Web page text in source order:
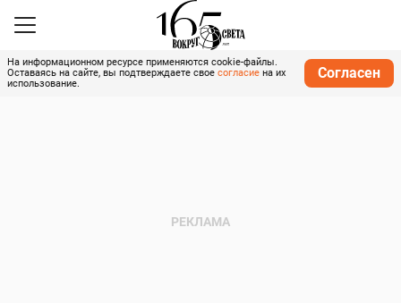
На информационном ресурсе применяются cookie-файлы.
Оставаясь на сайте, вы подтверждаете свое согласие на их
использование.
Согласен